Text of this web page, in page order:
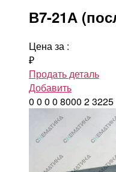
В7-21А
Цена за :
₽
Продать деталь
Добавить
0 0 0 0 8000 23225